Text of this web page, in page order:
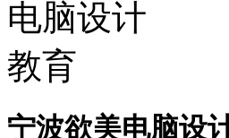
宁波欲美电脑设